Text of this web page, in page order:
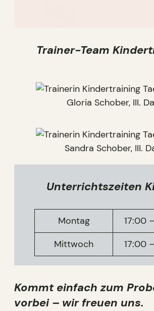
Trainer-Team
Gloria Schober, III.
Sandra Schober, III.
Unterrichtszeiten
Montag
17:00
Mittwoch
17:00
Kommt einfach zum
vorbei – wir freuen uns.